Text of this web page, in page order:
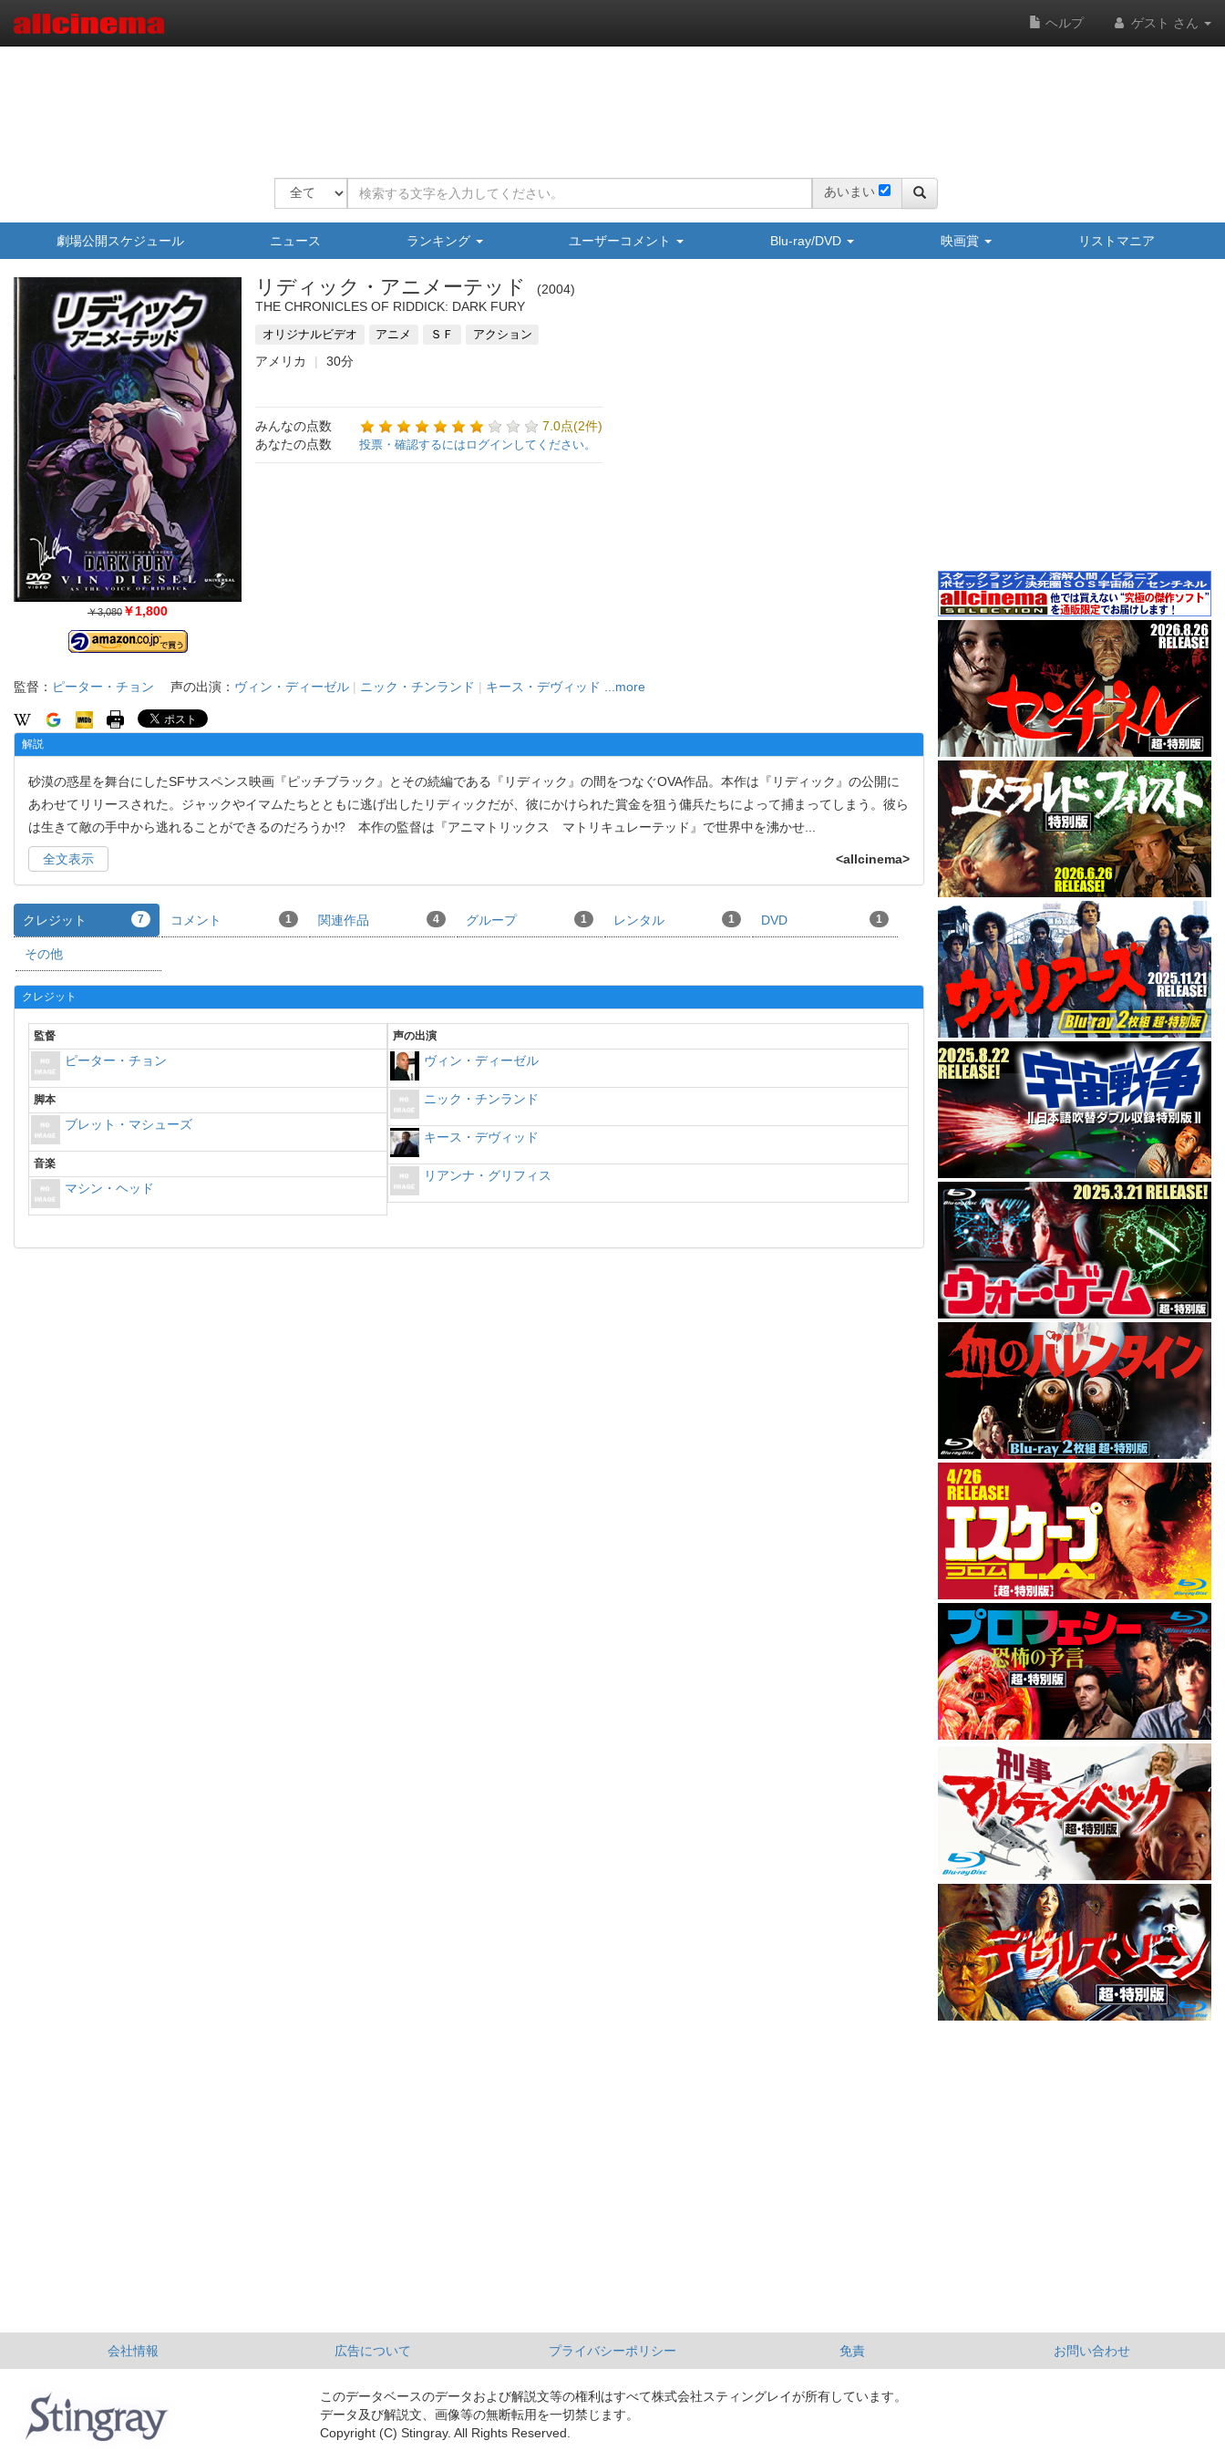
ヘルプ ゲスト さん
あいまい
劇場公開スケジュール ニュース ランキング ユーザーコメント Blu-ray/DVD 映画賞 リストマニア
￥3,080 ￥1,800
リディック・アニメーテッド
2004
THE CHRONICLES OF RIDDICK: DARK FURY
オリジナルビデオ アニメ ＳＦ アクション
アメリカ 30分
みんなの点数
7.0点(2件)
あなたの点数
投票・確認するにはログインしてください。
監督： ピーター・チョン 声の出演： ヴィン・ディーゼル | ニック・チンランド | キース・デヴィッド ...more
解説
砂漠の惑星を舞台にしたSFサスペンス映画『ピッチブラック』とその続編である『リディック』の間をつなぐOVA作品。本作は『リディック』の公開に
あわせてリリースされた。ジャックやイマムたちとともに逃げ出したリディックだが、彼にかけられた賞金を狙う傭兵たちによって捕まってしまう。彼ら
は生きて敵の手中から逃れることができるのだろうか!? 本作の監督は『アニマトリックス マトリキュレーテッド』で世界中を沸かせ
全文表示 <allcinema>
クレジット 7 コメント 1 関連作品 4 グループ 1 レンタル 1 DVD 1
その他
クレジット
監督
ピーター・チョン
脚本
ブレット・マシューズ
音楽
マシン・ヘッド
声の出演
ヴィン・ディーゼル
ニック・チンランド
キース・デヴィッド
リアンナ・グリフィス
会社情報 広告について プライバシーポリシー 免責 お問い合わせ
このデータベースのデータおよび解説文等の権利はすべて株式会社スティングレイが所有しています。
データ及び解説文、画像等の無断転用を一切禁じます。
Copyright (C) Stingray. All Rights Reserved.